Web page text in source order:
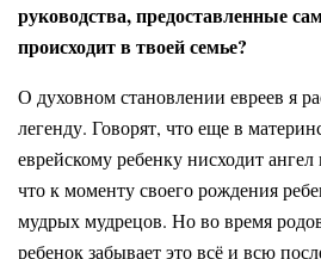
руководства, предоставленные
происходит в твоей семье?
О духовном становлении евреев я
легенду. Говорят, что еще в
еврейскому ребенку нисходит
что к моменту своего рождения
мудрых мудрецов. Но во время
ребенок забывает это всё и всю